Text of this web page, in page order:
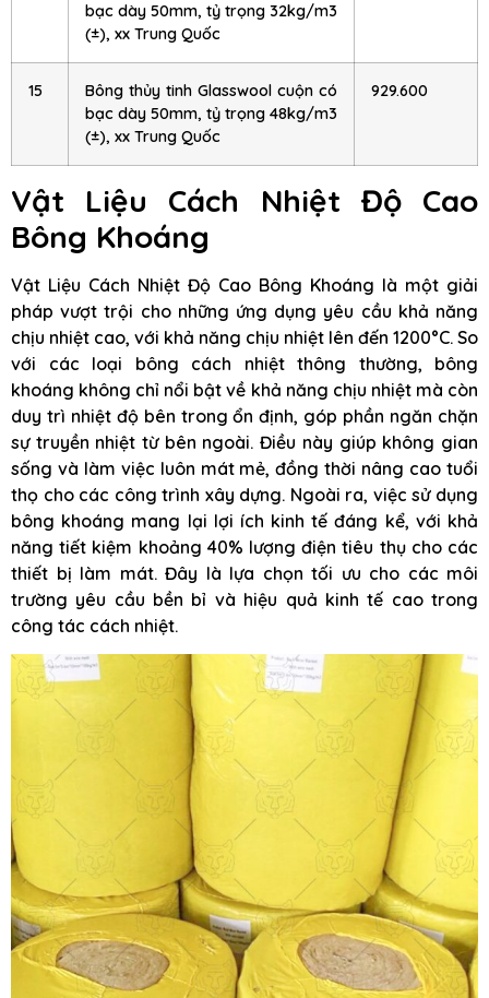
bạc dày 50mm, tỷ trọng 32kg/m3
(±), xx Trung Quốc
15
Bông thủy tinh Glasswool cuộn có
bạc dày 50mm, tỷ trọng 48kg/m3
(±), xx Trung Quốc
929.600
Vật Liệu Cách Nhiệt Độ Cao
Bông Khoáng
Vật Liệu Cách Nhiệt Độ Cao Bông Khoáng là một giải
pháp vượt trội cho những ứng dụng yêu cầu khả năng
chịu nhiệt cao, với khả năng chịu nhiệt lên đến 1200°C. So
với các loại bông cách nhiệt thông thường, bông
khoáng không chỉ nổi bật về khả năng chịu nhiệt mà còn
duy trì nhiệt độ bên trong ổn định, góp phần ngăn chặn
sự truyền nhiệt từ bên ngoài. Điều này giúp không gian
sống và làm việc luôn mát mẻ, đồng thời nâng cao tuổi
thọ cho các công trình xây dựng. Ngoài ra, việc sử dụng
bông khoáng mang lại lợi ích kinh tế đáng kể, với khả
năng tiết kiệm khoảng 40% lượng điện tiêu thụ cho các
thiết bị làm mát. Đây là lựa chọn tối ưu cho các môi
trường yêu cầu bền bỉ và hiệu quả kinh tế cao trong
công tác cách nhiệt.